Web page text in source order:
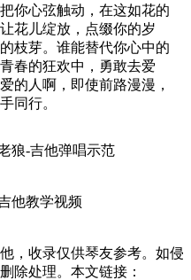
你心弦触动，在这如花的
花儿绽放，点缀你的岁
枝芽。谁能替代你心中的
春的狂欢中，勇敢去爱
的人啊，即使前路漫漫，
同行。
，收录仅供琴友参考。如侵
除处理。本文链接：